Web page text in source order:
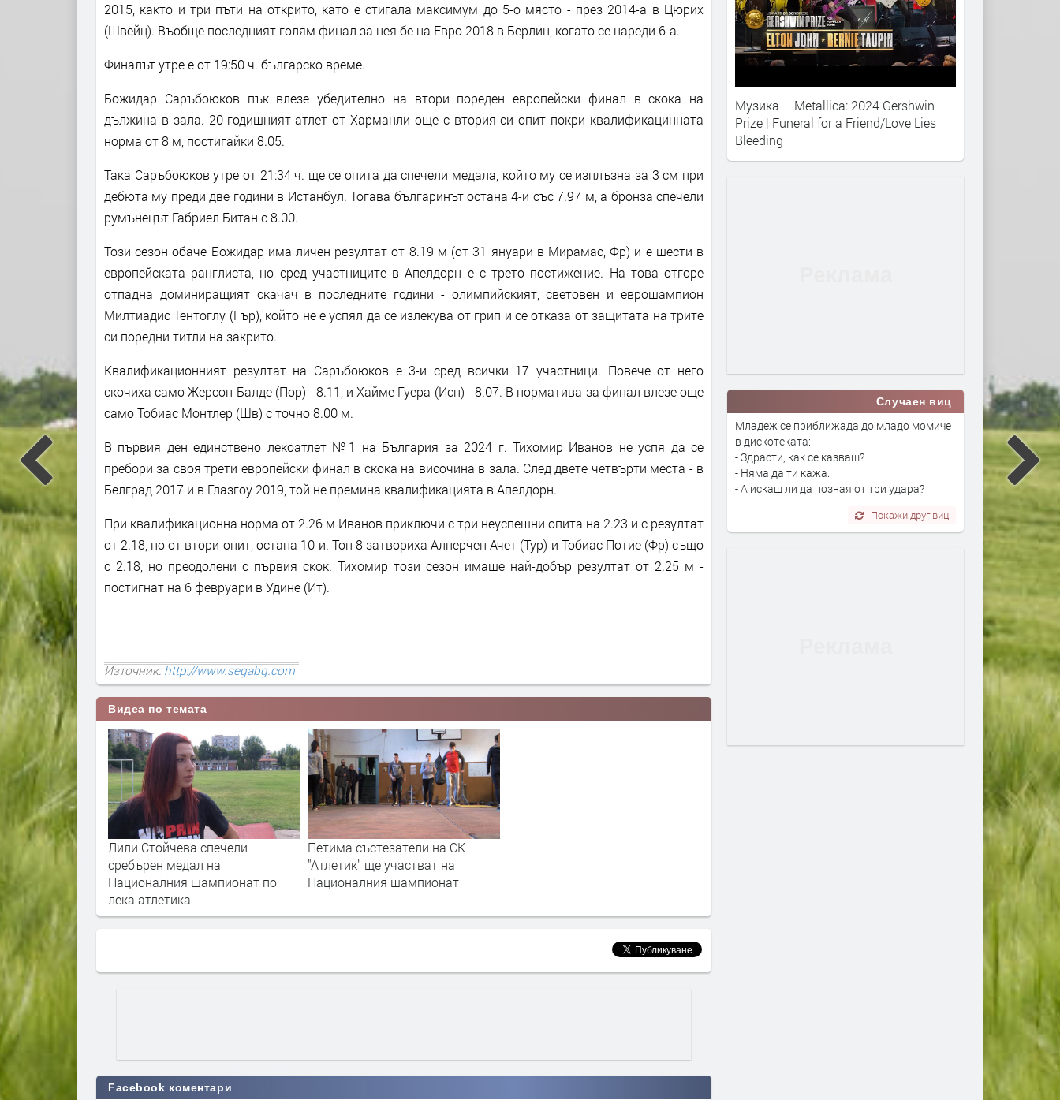
2015, както и три пъти на открито, като е стигала максимум до 5-о място - през 2014-а в Цюрих
(Швейц). Въобще последният голям финал за нея бе на Евро 2018 в Берлин, когато се нареди 6-а.
Финалът утре е от 19:50 ч. българско време.
Божидар Саръбоюков пък влезе убедително на втори пореден европейски финал в скока на
дължина в зала. 20-годишният атлет от Харманли още с втория си опит покри квалификацинната
норма от 8 м, постигайки 8.05.
Така Саръбоюков утре от 21:34 ч. ще се опита да спечели медала, който му се изплъзна за 3 см при
дебюта му преди две години в Истанбул. Тогава българинът остана 4-и със 7.97 м, а бронза спечели
румънецът Габриел Битан с 8.00.
Този сезон обаче Божидар има личен резултат от 8.19 м (от 31 януари в Мирамас, Фр) и е шести в
европейската ранглиста, но сред участниците в Апелдорн е с трето постижение. На това отгоре
отпадна доминиращият скачач в последните години - олимпийският, световен и еврошампион
Милтиадис Тентоглу (Гър), който не е успял да се излекува от грип и се отказа от защитата на трите
си поредни титли на закрито.
Квалификационният резултат на Саръбоюков е 3-и сред всички 17 участници. Повече от него
скочиха само Жерсон Балде (Пор) - 8.11, и Хайме Гуера (Исп) - 8.07. В норматива за финал влезе още
само Тобиас Монтлер (Шв) с точно 8.00 м.
В първия ден единствено лекоатлет №1 на България за 2024 г. Тихомир Иванов не успя да се
пребори за своя трети европейски финал в скока на височина в зала. След двете четвърти места - в
Белград 2017 и в Глазгоу 2019, той не премина квалификацията в Апелдорн.
При квалификационна норма от 2.26 м Иванов приключи с три неуспешни опита на 2.23 и с резултат
от 2.18, но от втори опит, остана 10-и. Топ 8 затвориха Алперчен Ачет (Тур) и Тобиас Потие (Фр) също
с 2.18, но преодолени с първия скок. Тихомир този сезон имаше най-добър резултат от 2.25 м -
постигнат на 6 февруари в Удине (Ит).
Източник:http://www.segabg.com
Видеа по темата
Лили Стойчева спечели
сребърен медал на
Националния шампионат по
лека атлетика
Петима състезатели на СК
"Атлетик" ще участват на
Националния шампионат
Facebook коментари
Музика – Metallica: 2024 Gershwin
Prize | Funeral for a Friend/Love Lies
Bleeding
Случаен виц
Младеж се приближада до младо момиче
в дискотеката:
- Здрасти, как се казваш?
- Няма да ти кажа.
- А искаш ли да позная от три удара?
Покажи друг виц